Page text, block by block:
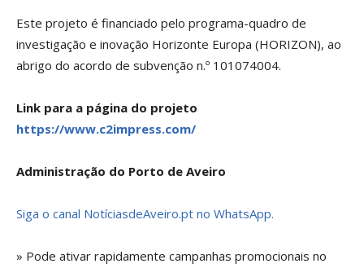
Este projeto é financiado pelo programa-quadro de
investigação e inovação Horizonte Europa (HORIZON), ao
abrigo do acordo de subvenção n.º 101074004.
Link para a página do projeto
https://www.c2impress.com/
Administração do Porto de Aveiro
Siga o canal NotíciasdeAveiro.pt no WhatsApp.
» Pode ativar rapidamente campanhas promocionais no